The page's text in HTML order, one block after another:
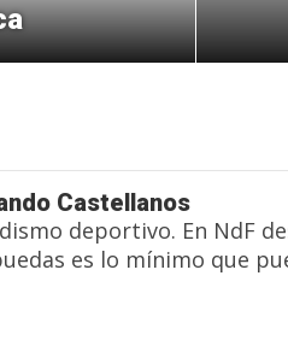
Castellanos
deportivo. En NdF
es lo mínimo que